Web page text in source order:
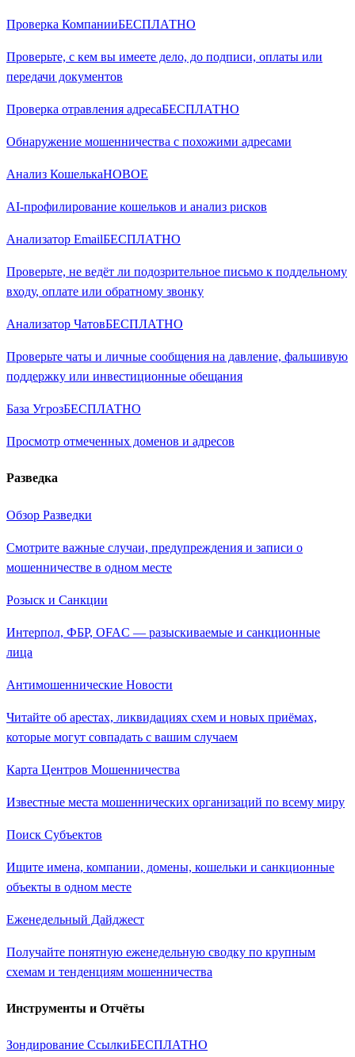
Проверка КомпанииБЕСПЛАТНО
Проверьте, с кем вы имеете дело, до подписи, оплаты или
передачи документов
Проверка отравления адресаБЕСПЛАТНО
Обнаружение мошенничества с похожими адресами
Анализ КошелькаНОВОЕ
AI-профилирование кошельков и анализ рисков
Анализатор EmailБЕСПЛАТНО
Проверьте, не ведёт ли подозрительное письмо к поддельному
входу, оплате или обратному звонку
Анализатор ЧатовБЕСПЛАТНО
Проверьте чаты и личные сообщения на давление, фальшивую
поддержку или инвестиционные обещания
База УгрозБЕСПЛАТНО
Просмотр отмеченных доменов и адресов
Разведка
Обзор Разведки
Смотрите важные случаи, предупреждения и записи о
мошенничестве в одном месте
Розыск и Санкции
Интерпол, ФБР, OFAC — разыскиваемые и санкционные
лица
Антимошеннические Новости
Читайте об арестах, ликвидациях схем и новых приёмах,
которые могут совпадать с вашим случаем
Карта Центров Мошенничества
Известные места мошеннических организаций по всему миру
Поиск Субъектов
Ищите имена, компании, домены, кошельки и санкционные
объекты в одном месте
Еженедельный Дайджест
Получайте понятную еженедельную сводку по крупным
схемам и тенденциям мошенничества
Инструменты и Отчёты
Зондирование СсылкиБЕСПЛАТНО